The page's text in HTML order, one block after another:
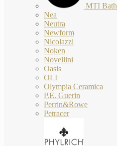
MTI Bath
Nea
Neutra
Newform
Nicolazzi
Noken
Novellini
Oasis
OLI
Olympia Ceramica
P.E. Guerin
Perrin&Rowe
Petracer